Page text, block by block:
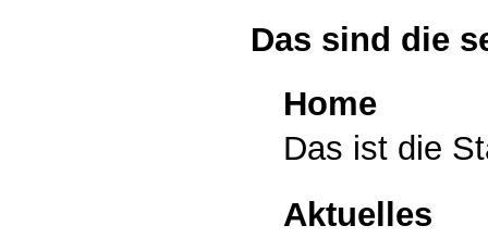
Das sind die
Home
Das ist die
Aktuelles